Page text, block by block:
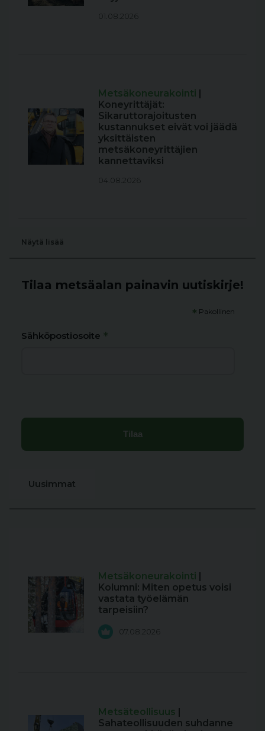
01.08.2026
Metsäkoneurakointi
Koneyrittäjät:
Sikaruttorajoitusten
kustannukset eivät voi jäädä
yksittäisten
metsäkoneyrittäjien
kannettaviksi
04.08.2026
Näytä lisää
Tilaa metsäalan painavin uutiskirje!
* Pakollinen
Sähköpostiosoite *
Uusimmat
Metsäkoneurakointi |
Kolumni: Miten opetus voisi
vastata työelämän
tarpeisiin?
07.08.2026
Metsäteollisuus |
Sahateollisuuden suhdanne